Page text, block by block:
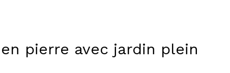
pierre avec jardin plein